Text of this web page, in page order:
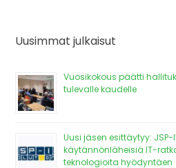
Uusimmat julkaisut
Vuosikokous päätti
tulevalle kaudelle
Uusi jäsen esittäytyy:
käytännönläheisiä IT-
teknologioita hyödyntäen